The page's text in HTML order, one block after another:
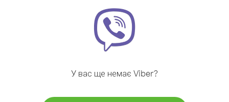
У вас ще немає Viber?